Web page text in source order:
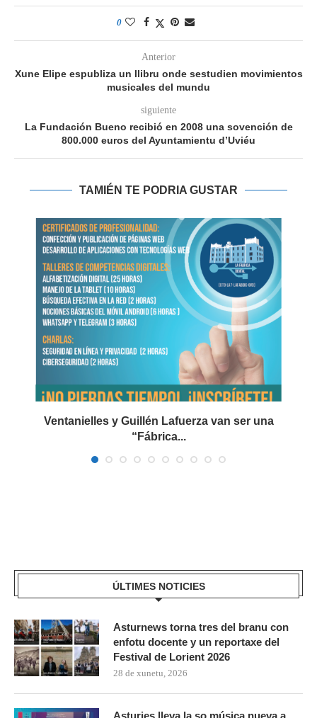
0
Anterior
Xune Elipe espubliza un llibru onde sestudien movimientos
musicales del mundu
siguiente
La Fundación Bueno recibió en 2008 una sovención de
800.000 euros del Ayuntamientu d’Uviéu
TAMIÉN TE PODRIA GUSTAR
Ventanielles y Guillén Lafuerza van ser una
“Fábrica...
ÚLTIMES NOTICIES
Asturnews torna tres del branu con
enfotu docente y un reportaxe del
Festival de Lorient 2026
28 de xunetu, 2026
Asturies lleva la so música nueva a